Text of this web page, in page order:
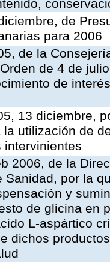
de
para 2006
de la
de 4 de
de
13 diciembre,
utilización de
intervinientes
2006, de la
Sanidad, por la
y
de glicina en
L-aspártico
dichos